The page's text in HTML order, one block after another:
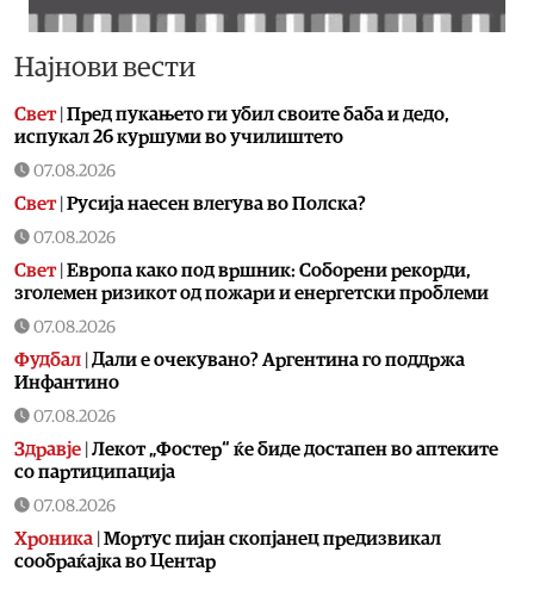
Најнови вести
Свет| Пред пукањето ги убил своите баба и дедо,
испукал 26 куршуми во училиштето
07.08.2026
Свет| Русија наесен влегува во Полска?
07.08.2026
Свет| Европа како под вршник: Соборени рекорди,
зголемен ризикот од пожари и енергетски проблеми
07.08.2026
Фудбал | Дали е очекувано? Аргентина го поддржа
Инфантино
07.08.2026
Здравје | Лекот „Фостер“ ќе биде достапен во аптеките
со партиципација
07.08.2026
Хроника | Мортус пијан скопјанец предизвикал
сообраќајка во Центар